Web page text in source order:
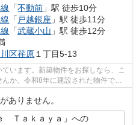
「不動前 」駅 徒歩10分
「 戸越銀座 」駅 徒歩11分
「武蔵小山 」駅 徒歩12分
区荏原 １丁目5-13
います。新築物件をお探しなら、こ
か。令和8年に建設された物件で
ありません。
Ｔａｋａｙａ」への